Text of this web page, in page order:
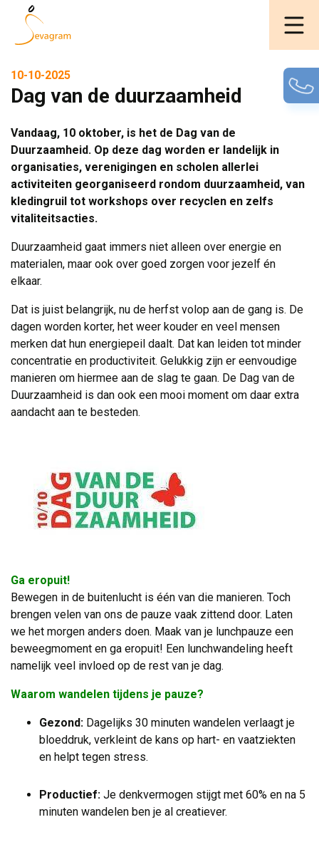
10-10-2025
Dag van de duurzaamheid
Vandaag, 10 oktober, is het de Dag van de
Duurzaamheid. Op deze dag worden er landelijk in
organisaties, verenigingen en scholen allerlei
activiteiten georganiseerd rondom duurzaamheid, van
kledingruil tot workshops over recyclen en zelfs
vitaliteitsacties.
Duurzaamheid gaat immers niet alleen over energie en
materialen, maar ook over goed zorgen voor jezelf én
elkaar.
Dat is juist belangrijk, nu de herfst volop aan de gang is. De
dagen worden korter, het weer kouder en veel mensen
merken dat hun energiepeil daalt. Dat kan leiden tot minder
concentratie en productiviteit. Gelukkig zijn er eenvoudige
manieren om hiermee aan de slag te gaan. De Dag van de
Duurzaamheid is dan ook een mooi moment om daar extra
aandacht aan te besteden.
Ga eropuit!
Bewegen in de buitenlucht is één van die manieren. Toch
brengen velen van ons de pauze vaak zittend door. Laten
we het morgen anders doen. Maak van je lunchpauze een
beweegmoment en ga eropuit! Een lunchwandeling heeft
namelijk veel invloed op de rest van je dag.
Waarom wandelen tijdens je pauze?
Gezond: Dagelijks 30 minuten wandelen verlaagt je
bloeddruk, verkleint de kans op hart- en vaatziekten
en helpt tegen stress.
Productief: Je denkvermogen stijgt met 60% en na 5
minuten wandelen ben je al creatiever.